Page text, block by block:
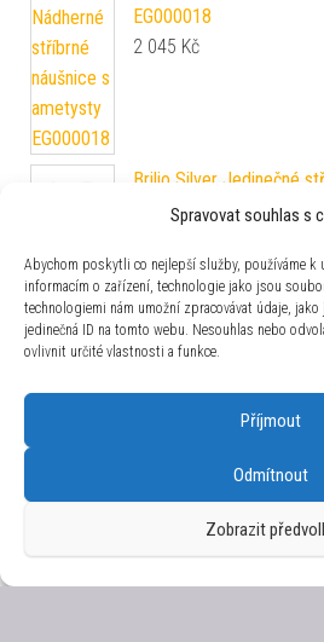
Spravovat souhlas s
Abychom poskytli co nejlepší služby, používáme
informacím o zařízení, technologie jako jsou
technologiemi nám umožní zpracovávat údaje,
jedinečná ID na tomto webu. Nesouhlas nebo
ovlivnit určité vlastnosti a funkce.
Příjmout
Odmítnout
Zobrazit
EG000018
2 045 Kč
Brilio Silver Jedinečné
modrými zirkony
Evolution Group -
souprava z říčních perel
(náušnice, řetízek,
#ballsmania Originální